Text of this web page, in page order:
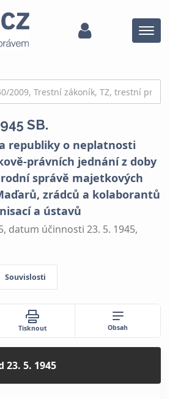
Menu
SB.
republiky o neplatnosti
právních jednání z doby
správě majetkových
zrádců a kolaborantů
a ústavů
datum účinnosti 23. 5. 1945,
Souvislosti
Tisknout Obsah
23. 5. 1945